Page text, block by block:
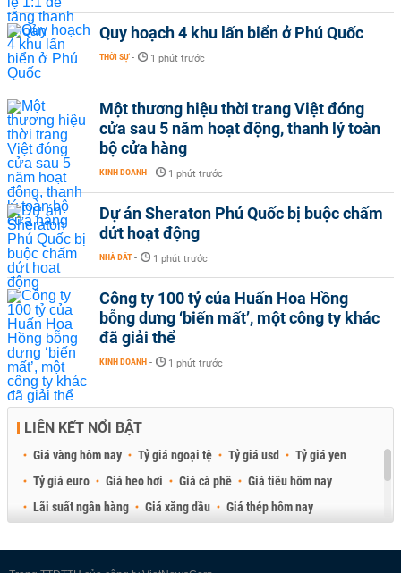
Quy hoạch 4 khu lấn biển ở Phú Quốc
THỜI SỰ - 1 phút trước
Một thương hiệu thời trang Việt đóng
cửa sau 5 năm hoạt động, thanh lý toàn
bộ cửa hàng
KINH DOANH - 1 phút trước
Dự án Sheraton Phú Quốc bị buộc chấm
dứt hoạt động
NHÀ ĐẤT - 1 phút trước
Công ty 100 tỷ của Huấn Hoa Hồng
bỗng dưng ‘biến mất’, một công ty khác
đã giải thể
KINH DOANH - 1 phút trước
LIÊN KẾT NỔI BẬT
Giá vàng hôm nay Tỷ giá ngoại tệ Tỷ giá usd
Tỷ giá yen
Tỷ giá euro
Giá heo hơi Giá cà phê
Giá tiêu hôm nay
Lãi suất ngân hàng
Giá xăng dầu
Giá thép hôm nay